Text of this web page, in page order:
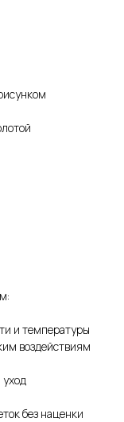
и температуры
воздействиям
без наценки